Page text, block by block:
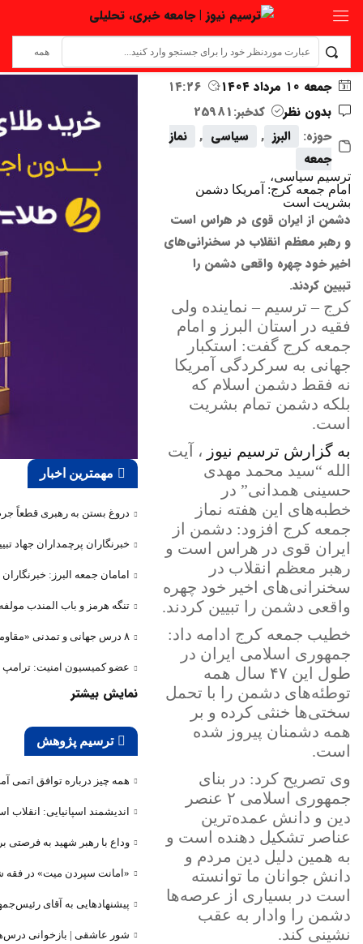
جمعه ۱۰ مرداد ۱۴۰۴
۱۴:۲۶
بدون نظر
کدخبر:25981
حوزه:
البرز , سیاسی ,
نماز
جمعه
ترسیم سیاسی،
امام جمعه کرج: آمریکا دشمن
بشریت است
دشمن از ایران قوی در هراس است
و رهبر معظم انقلاب در سخنرانی‌های
اخیر خود چهره واقعی دشمن را
تبیین کردند.
کرج – ترسیم – نماینده ولی
فقیه در استان البرز و امام
جمعه کرج گفت: استکبار
جهانی به سرکردگی آمریکا
نه فقط دشمن اسلام که
بلکه دشمن تمام بشریت
است.
به گزارش ترسیم نیوز ، آیت
الله “سید محمد مهدی
حسینی همدانی” در
خطبه‌های این هفته نماز
جمعه کرج افزود: دشمن از
ایران قوی در هراس است و
رهبر معظم انقلاب در
سخنرانی‌های اخیر خود چهره
واقعی دشمن را تبیین کردند.
خطیب جمعه کرج ادامه داد:
جمهوری اسلامی ایران در
طول این ۴۷ سال همه
توطئه‌های دشمن را با تحمل
سختی‌ها خنثی کرده و بر
همه دشمنان پیروز شده
است.
وی تصریح کرد: در بنای
جمهوری اسلامی ۲ عنصر
دین و دانش عمده‌ترین
عناصر تشکیل دهنده است و
به همین دلیل دین مردم و
دانش جوانان ما توانسته
است در بسیاری از عرصه‌ها
دشمن را وادار به عقب
نشینی کند.
مهمترین اخبار
دروغ بستن به رهبری قطعاً
خبرنگاران پرچمداران جهاد
امامان جمعه البرز:
تنگه‌ هرمز و باب المندب
۸ درس جهانی و تمدنی «مقاومت» ملت ایران در جنگ تحمیلی سوم / دنیا ارزش مقاومت را فهمید
عضو کمیسیون امنیت: ترامپ ۷۵ بار گفته تنگه هرمز باز است/ اگر ایران را نابود کرده‌اید، پس چرا تلفات می‌دهید و فرار می‌کنید؟
نمایش بیشتر
ترسیم پژوهش
همه چیز درباره توافق اتمی
اندیشمند اسپانیایی:
وداع با رهبر شهید به فرصتی
«امانت سپردن میت» در فقه
پیشنهادهایی به آقای
شور عاشقی | بازخوانی